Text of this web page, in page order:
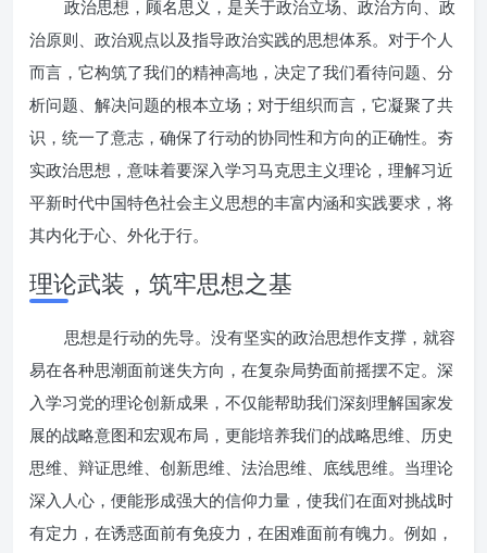
政治思想，顾名思义，是关于政治立场、政治方向、政
治原则、政治观点以及指导政治实践的思想体系。对于个人
而言，它构筑了我们的精神高地，决定了我们看待问题、分
析问题、解决问题的根本立场；对于组织而言，它凝聚了共
识，统一了意志，确保了行动的协同性和方向的正确性。夯
实政治思想，意味着要深入学习马克思主义理论，理解习近
平新时代中国特色社会主义思想的丰富内涵和实践要求，将
其内化于心、外化于行。
理论武装，筑牢思想之基
思想是行动的先导。没有坚实的政治思想作支撑，就容
易在各种思潮面前迷失方向，在复杂局势面前摇摆不定。深
入学习党的理论创新成果，不仅能帮助我们深刻理解国家发
展的战略意图和宏观布局，更能培养我们的战略思维、历史
思维、辩证思维、创新思维、法治思维、底线思维。当理论
深入人心，便能形成强大的信仰力量，使我们在面对挑战时
有定力，在诱惑面前有免疫力，在困难面前有魄力。例如，